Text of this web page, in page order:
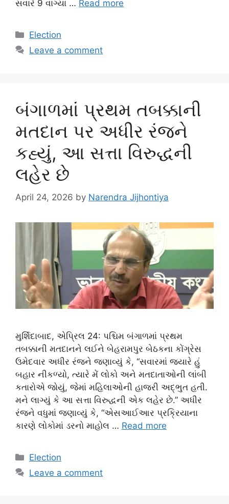
સવારે 9 વાગ્યા … Read more
Categories
Election
Leave a comment
બંગાળમાં પ્રથમ તબક્કાની
મતદાન પર અધીર રંજને
કહ્યું, આ સત્તા વિરુદ્ધની
લહેર છે
April 24, 2026 by Narendra Jijhontiya
મુર્શિદાબાદ, એપ્રિલ 24: પશ્ચિમ બંગાળમાં પ્રથમ
તબક્કાની મતદાનને લઈને બેહરામપુર બેઠકના કોંગ્રેસ
ઉમેદવાર અધીર રંજને જણાવ્યું કે, “સવારમાં જ્યારે હું
બહાર નીકળ્યો, ત્યારે મેં લોકો અને મતદાતાઓની લાંબી
કતારોએ જોયું, જેમાં મહિલાઓની હાજરી અદ્ભુત હતી.
મને લાગ્યું કે આ સત્તા વિરુદ્ધની એક લહેર છે.” અધીર
રંજને વધુમાં જણાવ્યું કે, “એસઆઈઆર પ્રક્રિયાના
કારણે લોકોમાં ડરનો માહોલ … Read more
Categories
Election
Leave a comment